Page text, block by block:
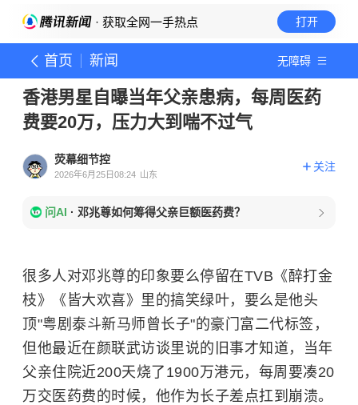
· 获取全网一手热点 打开
首页 新闻 无障碍
香港男星自曝当年父亲患病，每周医药
费要20万，压力大到喘不过气
荧幕细节控
2026年6月25日08:24 山东
关注
问AI · 邓兆尊如何筹得父亲巨额医药费？
很多人对邓兆尊的印象要么停留在TVB《醉打金
枝》《皆大欢喜》里的搞笑绿叶，要么是他头
顶"粤剧泰斗新马师曾长子"的豪门富二代标签，
但他最近在颜联武访谈里说的旧事才知道，当年
父亲住院近200天烧了1900万港元，每周要凑20
万交医药费的时候，他作为长子差点扛到崩溃。